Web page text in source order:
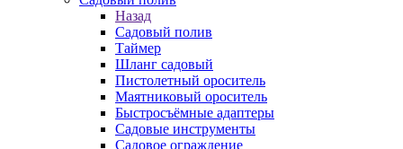
Назад
Садовый полив
Таймер
Шланг садовый
Пистолетный ороситель
Маятниковый ороситель
Быстросъёмные адаптеры
Садовые инструменты
Садовое ограждение